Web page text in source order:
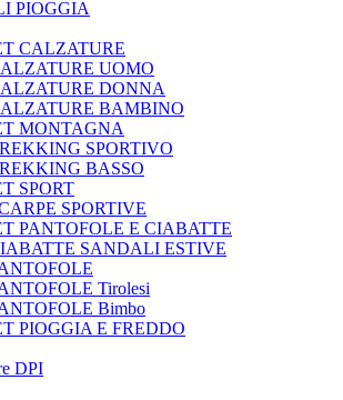
PIOGGIA
CALZATURE
UOMO
DONNA
BAMBINO
MONTAGNA
SPORTIVO
BASSO
SPORT
SPORTIVE
PANTOFOLE E CIABATTE
SANDALI ESTIVE
Tirolesi
Bimbo
PIOGGIA E FREDDO
DPI